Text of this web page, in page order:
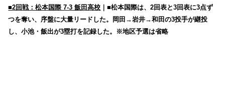
■2回戦：松本国際 7-3 飯田高校 ｜■松本国際は、2回表と3回表に3点ず
つを奪い、序盤に大量リードした。岡田→岩井→和田の3投手が継投
し、小池・飯出が3塁打を記録した。※地区予選は省略